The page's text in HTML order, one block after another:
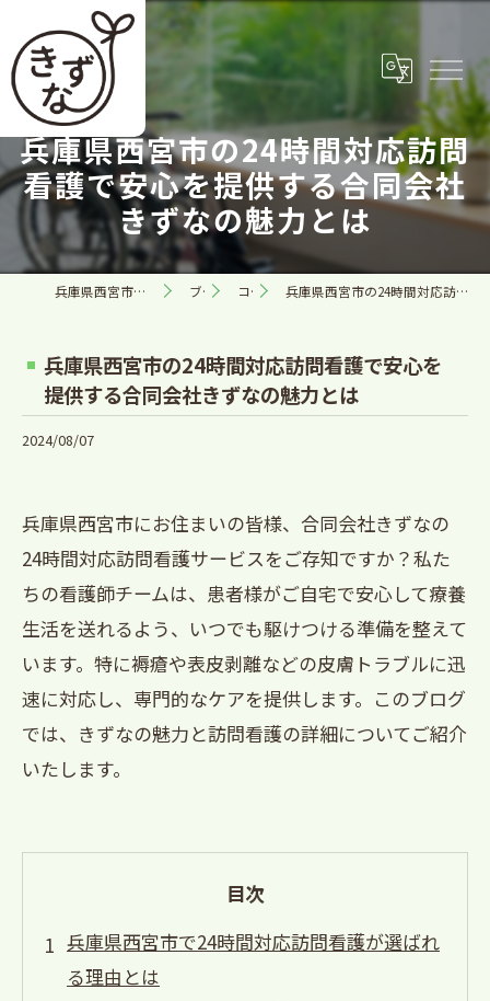
兵庫県西宮市の24時間対応訪問
看護で安心を提供する合同会社
きずなの魅力とは
兵庫県西宮市の訪問看護なら合同会社きずな ブログ コラム 兵庫県西宮市の24時間対応訪問看護で安心を提供する合同会社きずなの魅力とは
兵庫県西宮市の24時間対応訪問看護で安心を
提供する合同会社きずなの魅力とは
2024/08/07
兵庫県西宮市にお住まいの皆様、合同会社きずなの
24時間対応訪問看護サービスをご存知ですか？私た
ちの看護師チームは、患者様がご自宅で安心して療養
生活を送れるよう、いつでも駆けつける準備を整えて
います。特に褥瘡や表皮剥離などの皮膚トラブルに迅
速に対応し、専門的なケアを提供します。このブログ
では、きずなの魅力と訪問看護の詳細についてご紹介
いたします。
目次
兵庫県西宮市で24時間対応訪問看護が選ばれ
る理由とは